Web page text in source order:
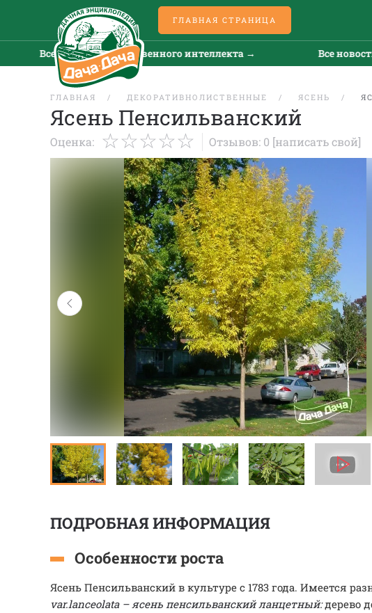
ГЛАВНАЯ СТРАНИЦА
Все новости искусственного интеллекта → Все новости
ГЛАВНАЯ ДЕКОРАТИВНОЛИСТВЕННЫЕ ЯСЕНЬ
Ясень Пенсильванский
Оценка: Отзывов: 0 [написать свой]
ПОДРОБНАЯ ИНФОРМАЦИЯ
Особенности роста
Ясень Пенсильванский в культуре с 1783 года. Имеется
var.lanceolata – ясень пенсильванский ланцетный:дерево